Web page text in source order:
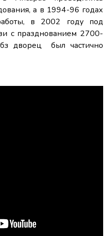
а в 1994-96 годах
в 2002 году под
с празднованием 2700-
дворец был частично